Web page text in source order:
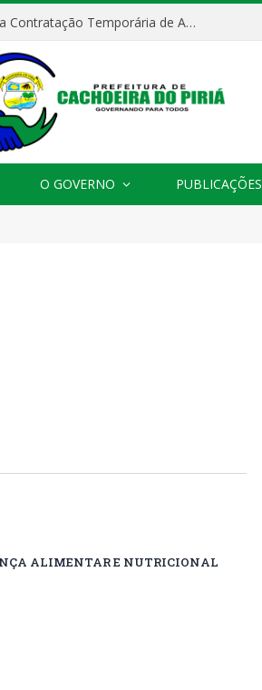
Processo Seletivo nº 001/2025 para Contratação Temporária de Agentes Comunitários de Saúde (ACS)
O GOVERNO PUBLICAÇÕES
ALIMENTAR E NUTRICIONAL